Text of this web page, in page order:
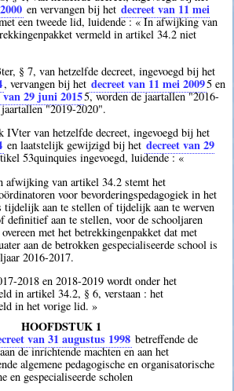
en vervangen bij het decreet van 11 mei
een tweede lid, luidende : « In afwijking van
vermeld in artikel 34.2 niet
§ 7, van hetzelfde decreet, ingevoegd bij het
, vervangen bij het decreet van 11 mei 20095 en
van 29 juni 20155, worden de jaartallen "2016-
"2019-2020".
IVter van hetzelfde decreet, ingevoegd bij het
en laatstelijk gewijzigd bij het decreet van 29
53quinquies ingevoegd, luidende : «
afwijking van artikel 34.2 stemt het
voor bevorderingspedagogiek in het
tijdelijk aan te stellen of tijdelijk aan te werven
definitief aan te stellen, voor de schooljaren
met het betrekkingenpakket dat met
aan de betrokken gespecialiseerde school is
2016-2017.
2018 en 2018-2019 wordt onder het
in artikel 34.2, § 6, verstaan : het
in het vorige lid. »
HOOFDSTUK 1
van 31 augustus 1998 betreffende de
de inrichtende machten en aan het
algemene pedagogische en organisatorische
en gespecialiseerde scholen